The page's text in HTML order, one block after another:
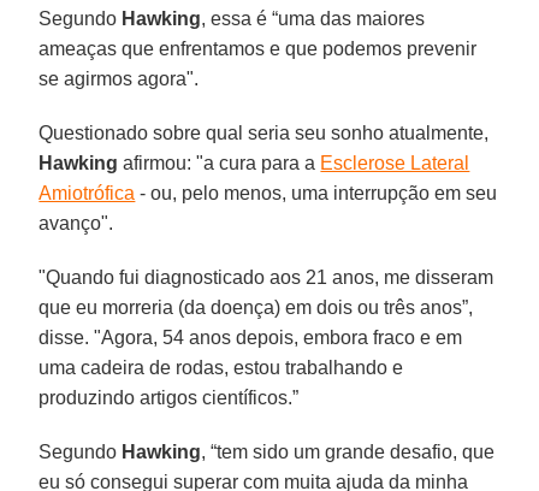
Segundo Hawking, essa é “uma das maiores
ameaças que enfrentamos e que podemos prevenir
se agirmos agora".
Questionado sobre qual seria seu sonho atualmente,
Hawking afirmou: "a cura para a Esclerose Lateral
Amiotrófica - ou, pelo menos, uma interrupção em seu
avanço".
"Quando fui diagnosticado aos 21 anos, me disseram
que eu morreria (da doença) em dois ou três anos”,
disse. "Agora, 54 anos depois, embora fraco e em
uma cadeira de rodas, estou trabalhando e
produzindo artigos científicos.”
Segundo Hawking, “tem sido um grande desafio, que
eu só consegui superar com muita ajuda da minha